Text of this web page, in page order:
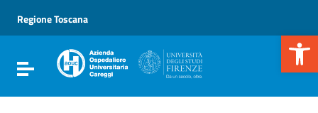
Vai al menu di navigazione
Vai al footer
Regione Toscana
Attiva / disattiva la navigazione